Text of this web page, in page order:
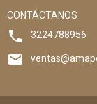
CONTÁCTANOS
3224788956